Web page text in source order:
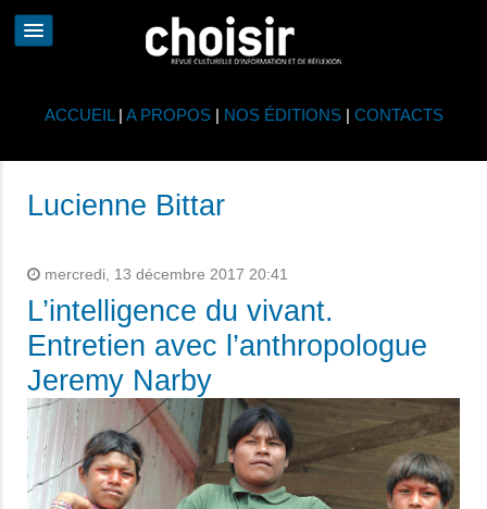
ACCUEIL | A PROPOS| NOS ÉDITIONS| CONTACTS
Lucienne Bittar
mercredi, 13 décembre 2017 20:41
L’intelligence du vivant.
Entretien avec l’anthropologue
Jeremy Narby